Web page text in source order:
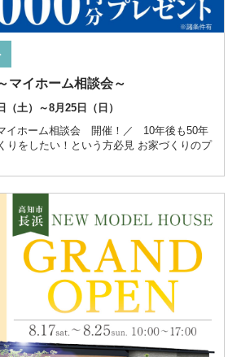
マイホーム相談会～
（土）～8月25日（日）
イホーム相談会 開催！／ 10年後も50年
りをしたい！という方必見 お家づくりのプ